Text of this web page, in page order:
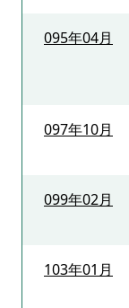
095年04月
097年10月
099年02月
103年01月